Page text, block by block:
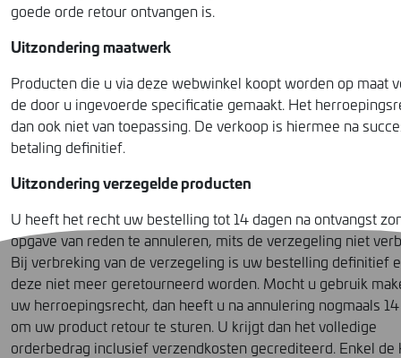
goede orde retour ontvangen is.
Uitzondering maatwerk
Producten die u via deze webwinkel koopt worden op maat
de door u ingevoerde specificatie gemaakt. Het
dan ook niet van toepassing. De verkoop is hiermee na
betaling definitief.
Uitzondering verzegelde producten
U heeft het recht uw bestelling tot 14 dagen na ontvangst
opgave van reden te annuleren, mits de verzegeling niet
Bij verbreking van de verzegeling is uw bestelling definitief
deze niet meer geretourneerd worden. Mocht u gebruik
uw herroepingsrecht, dan heeft u na annulering nogmaals
om uw product retour te sturen. U krijgt dan het volledige
orderbedrag inclusief verzendkosten gecrediteerd. Enkel de